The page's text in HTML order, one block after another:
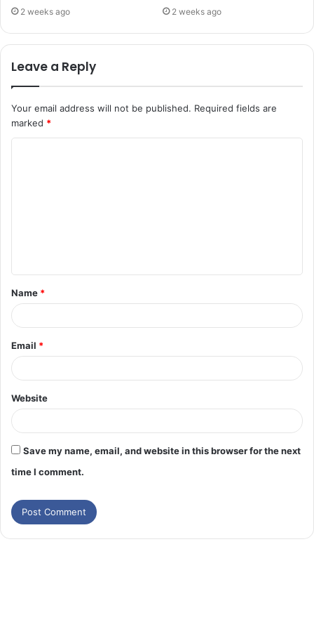
2 weeks ago 2 weeks ago
Leave a Reply
Your email address will not be published. Required fields are
marked *
Name *
Email *
Website
Save my name, email, and website in this browser for the next
time I comment.